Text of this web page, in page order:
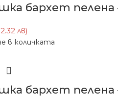
бархет пелена
лв)
в количката
бархет пелена